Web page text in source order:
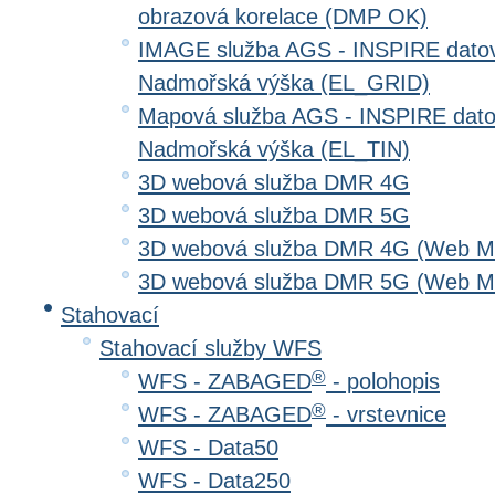
obrazová korelace (DMP OK)
IMAGE služba AGS - INSPIRE
Nadmořská výška (EL_GRID)
Mapová služba AGS - INSPIRE
Nadmořská výška (EL_TIN)
3D webová služba DMR 4G
3D webová služba DMR 5G
3D webová služba DMR 4G (Web
3D webová služba DMR 5G (Web
Stahovací
Stahovací služby WFS
WFS - ZABAGED® - polohopis
WFS - ZABAGED® - vrstevnice
WFS - Data50
WFS - Data250